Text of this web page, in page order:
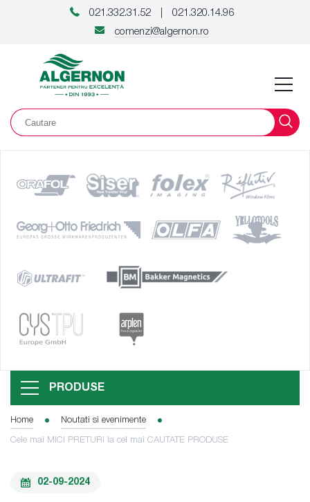
021.332.31.52
021.320.14.96
comenzi@algernon.ro
PRODUSE
Home Noutati si evenimente
Cele mai MICI PRETURI la cel mai CAUTATE PRODUSE
02-09-2024